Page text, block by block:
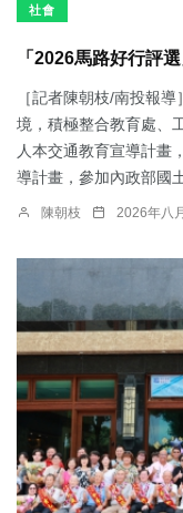
社會
「2026馬路好行評
［記者陳朝枝/南投報
境，積極整合教育處、
人本交通教育宣導計畫
導計畫，參加內政部國
陳朝枝 2026年八